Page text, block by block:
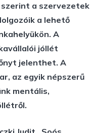
a szervezetek
a lehető
A
jóllét
jelenthet. A
az egyik népszerű
mentális,